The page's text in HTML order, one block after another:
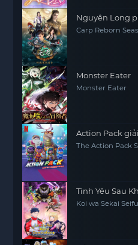
Nguyên Long
Carp Reborn
Monster Eater
Monster Eater
Action Pack
The Action Pack
Tình Yêu Sau
Koi wa Sekai